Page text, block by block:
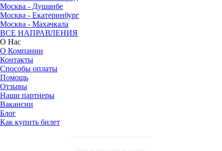
Москва - Душанбе
Москва - Екатеринбург
Москва - Махачкала
ВСЕ НАПРАВЛЕНИЯ
О Нас
О Компании
Контакты
Способы оплаты
Помощь
Отзывы
Наши партнеры
Вакансии
Блог
Как купить билет